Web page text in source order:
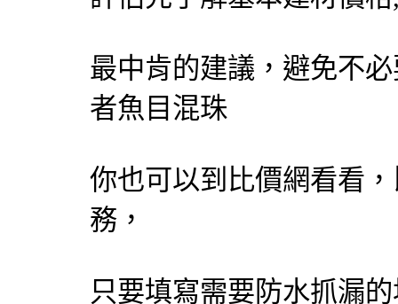
最中肯的建議，避免不
者魚目混珠
你也可以到比價網看看
務，
只要填寫需要防水抓漏